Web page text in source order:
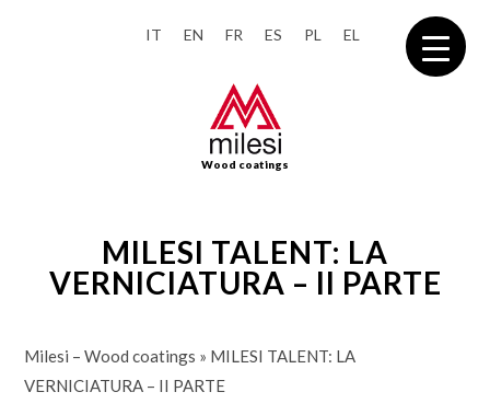
IT EN FR ES PL EL
Wood coatings
MILESI TALENT: LA
VERNICIATURA – II PARTE
Milesi – Wood coatings » MILESI TALENT: LA
VERNICIATURA – II PARTE